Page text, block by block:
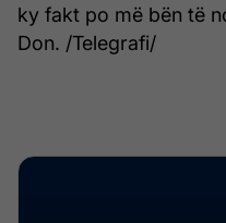
ky fakt po më bën të
Don. /Telegrafi/